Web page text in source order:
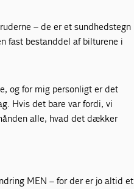
– de er et sundhedstegn
fast bestanddel af bilturene i
og for mig personligt er det
Hvis det bare var fordi, vi
alle, hvad det dækker
MEN – for der er jo altid et